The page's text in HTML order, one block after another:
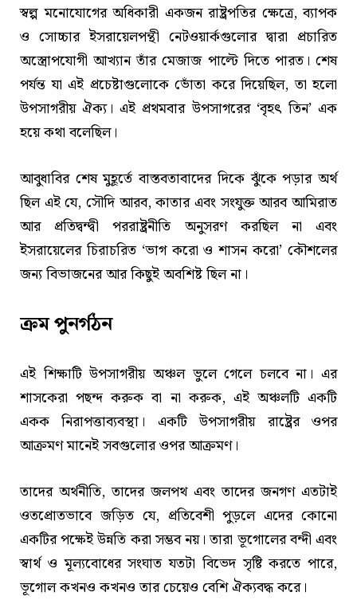
স্বল্প মনোযোগের অধিকারী একজন রাষ্ট্রপতির ক্ষেত্রে, ব্যাপক
ও সোচ্চার ইসরায়েলপন্থী নেটওয়ার্কগুলোর দ্বারা প্রচারিত
অস্ত্রোপযোগী আখ্যান তাঁর মেজাজ পাল্টে দিতে পারত। শেষ
পর্যন্ত যা এই প্রচেষ্টাগুলোকে ভোঁতা করে দিয়েছিল, তা হলো
উপসাগরীয় ঐক্য। এই প্রথমবার উপসাগরের ‘বৃহৎ তিন’ এক
হয়ে কথা বলেছিল।
আবুধাবির শেষ মুহূর্তে বাস্তবতাবাদের দিকে ঝুঁকে পড়ার অর্থ
ছিল এই যে, সৌদি আরব, কাতার এবং সংযুক্ত আরব আমিরাত
আর প্রতিদ্বন্দ্বী পররাষ্ট্রনীতি অনুসরণ করছিল না এবং
ইসরায়েলের চিরাচরিত ‘ভাগ করো ও শাসন করো’ কৌশলের
জন্য বিভাজনের আর কিছুই অবশিষ্ট ছিল না।
ক্রম পুনর্গঠন
এই শিক্ষাটি উপসাগরীয় অঞ্চল ভুলে গেলে চলবে না। এর
শাসকেরা পছন্দ করুক বা না করুক, এই অঞ্চলটি একটি
একক নিরাপত্তাব্যবস্থা। একটি উপসাগরীয় রাষ্ট্রের ওপর
আক্রমণ মানেই সবগুলোর ওপর আক্রমণ।
তাদের অর্থনীতি, তাদের জলপথ এবং তাদের জনগণ এতটাই
ওতপ্রোতভাবে জড়িত যে, প্রতিবেশী পুড়লে এদের কোনো
একটির পক্ষেই উন্নতি করা সম্ভব নয়। তারা ভূগোলের বন্দী এবং
স্বার্থ ও মূল্যবোধের সংঘাত যতটা বিভেদ সৃষ্টি করতে পারে,
ভূগোল কখনও কখনও তার চেয়েও বেশি ঐক্যবদ্ধ করে।